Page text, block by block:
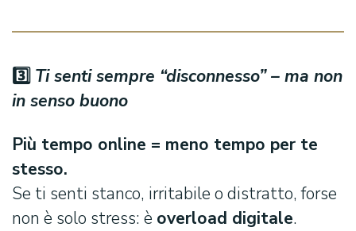
3️⃣ Ti senti sempre “disconnesso” – ma non
in senso buono
Più tempo online = meno tempo per te
stesso.
Se ti senti stanco, irritabile o distratto, forse
non è solo stress: è overload digitale.